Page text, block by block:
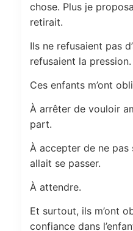
chose. Plus je
retirait.
Ils ne refusaient pas
refusaient la pression.
Ces enfants m’ont
À arrêter de vouloir
part.
À accepter de ne pas
allait se passer.
À attendre.
Et surtout, ils m’ont
confiance dans